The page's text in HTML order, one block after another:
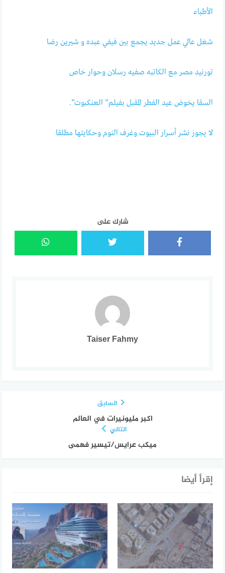
الأطباء
شغل عالي عمل جديد يجمع بين فيفي عبده و شيرين رضا
تورنيد مصر مع الكاتبه صفيه رسلان وحوار خاص
السقا يخوض عيد الفطر المقبل بفيلم” العنكبوت”.
لا يجوز نشر أسرار البيوت وغرف النوم وحكايتها مطلقا
شارك على
Taiser Fahmy
السابق
اكبر مليونيرات في العالم
التالي
ميكب عرايس/تيسير فهمى
إقرأ أيضا